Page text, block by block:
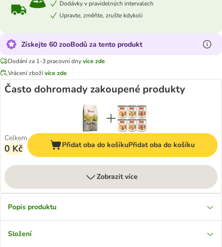
Dodávky v pravidelných intervalech
Upravte, změňte, zrušte kdykoli
Získejte 60 zooBodů za tento produkt
Dodání za 1-3 pracovní dnyvíce zde
Vrácení zbožívíce zde
Často dohromady zakoupené produkty
Celkem
0 Kč Přidat oba do košíkuPřidat oba do košíku
Zobrazit více
Popis produktu
Složení